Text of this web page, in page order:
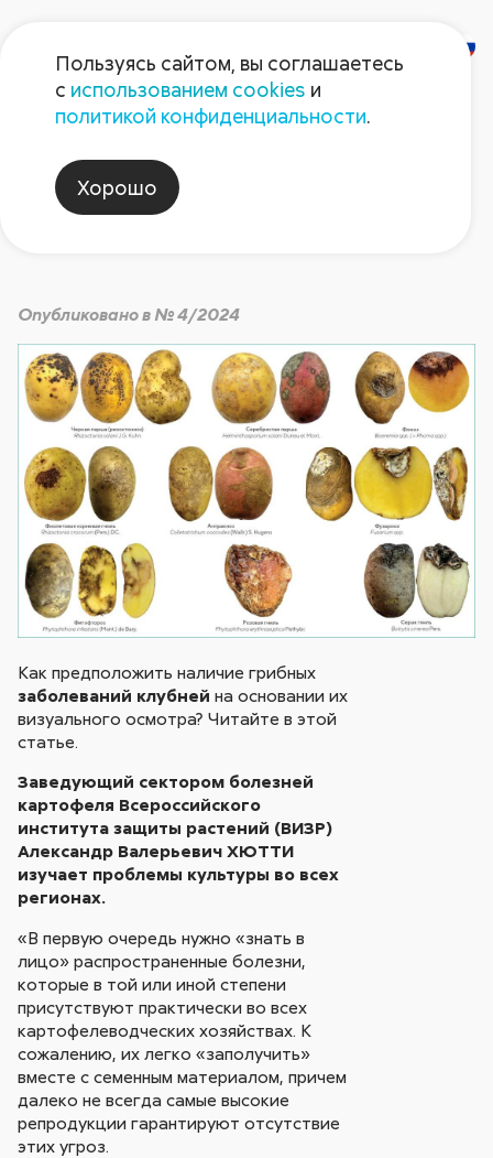
Что с картофелем?
Опубликовано в № 4/2024
Как предположить наличие грибных
заболеваний клубней на основании их
визуального осмотра? Читайте в этой
статье.
Заведующий сектором болезней
картофеля Всероссийского
института защиты растений (ВИЗР)
Александр Валерьевич ХЮТТИ
изучает проблемы культуры во всех
регионах.
«В первую очередь нужно «знать в
лицо» распространенные болезни,
которые в той или иной степени
присутствуют практически во всех
картофелеводческих хозяйствах. К
сожалению, их легко «заполучить»
вместе с семенным материалом, причем
далеко не всегда самые высокие
репродукции гарантируют отсутствие
этих угроз.
Пользуясь сайтом, вы соглашаетесь
с использованием cookies и
политикой конфиденциальности.
Хорошо